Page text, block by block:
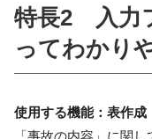
特長2 入力
ってわかり
使用する機能：表作成